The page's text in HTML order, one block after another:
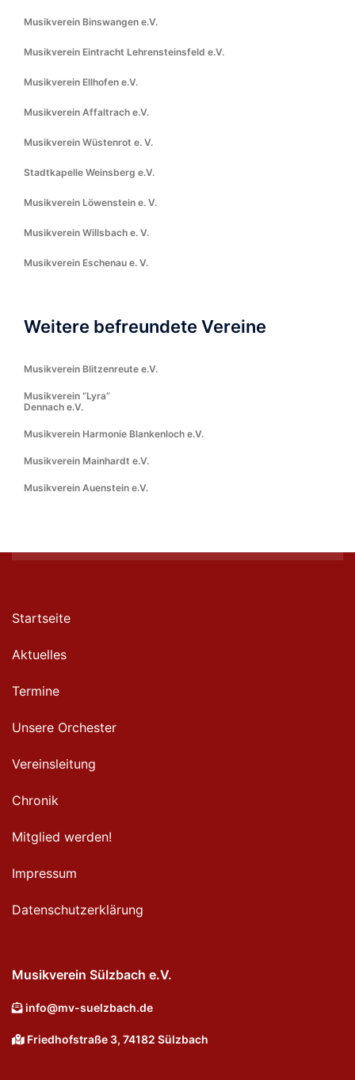
Musikverein Binswangen e.V.
Musikverein Eintracht Lehrensteinsfeld e.V.
Musikverein Ellhofen e.V.
Musikverein Affaltrach e.V.
Musikverein Wüstenrot e. V.
Stadtkapelle Weinsberg e.V.
Musikverein Löwenstein e. V.
Musikverein Willsbach e. V.
Musikverein Eschenau e. V.
Weitere befreundete Vereine
Musikverein Blitzenreute e.V.
Musikverein “Lyra”
Dennach e.V.
Musikverein Harmonie Blankenloch e.V.
Musikverein Mainhardt e.V.
Musikverein Auenstein e.V.
Startseite
Aktuelles
Termine
Unsere Orchester
Vereinsleitung
Chronik
Mitglied werden!
Impressum
Datenschutzerklärung
Musikverein Sülzbach e.V.
info@mv-suelzbach.de
Friedhofstraße 3, 74182 Sülzbach